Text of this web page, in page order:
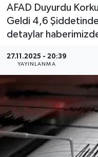
AFAD Duyurdu
Geldi 4,6
detaylar
27.11.2025 - 20:39
YAYINLANMA
MAGAZİN
RESMİ İLANLAR
SAĞLIK
SİYASET
SOSYAL